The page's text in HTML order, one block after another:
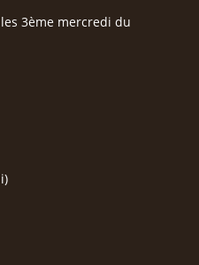
3ème mercredi du